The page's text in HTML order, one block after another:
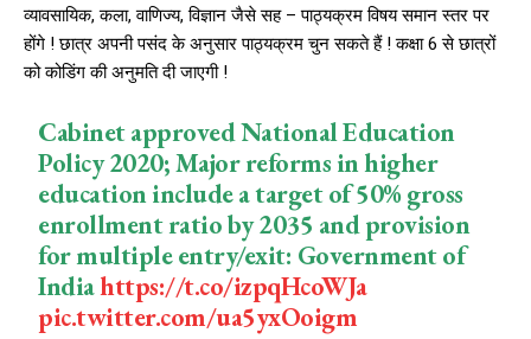
व्यावसायिक, कला, वाणिज्य, विज्ञान जैसे सह – पाठ्यक्रम विषय समान स्तर पर
होंगे ! छात्र अपनी पसंद के अनुसार पाठ्यक्रम चुन सकते हैं ! कक्षा 6 से छात्रों
को कोडिंग की अनुमति दी जाएगी !
Cabinet approved National Education
Policy 2020; Major reforms in higher
education include a target of 50% gross
enrollment ratio by 2035 and provision
for multiple entry/exit: Government of
Indiahttps://t.co/izpqHcoWJa
pic.twitter.com/ua5yxOoigm